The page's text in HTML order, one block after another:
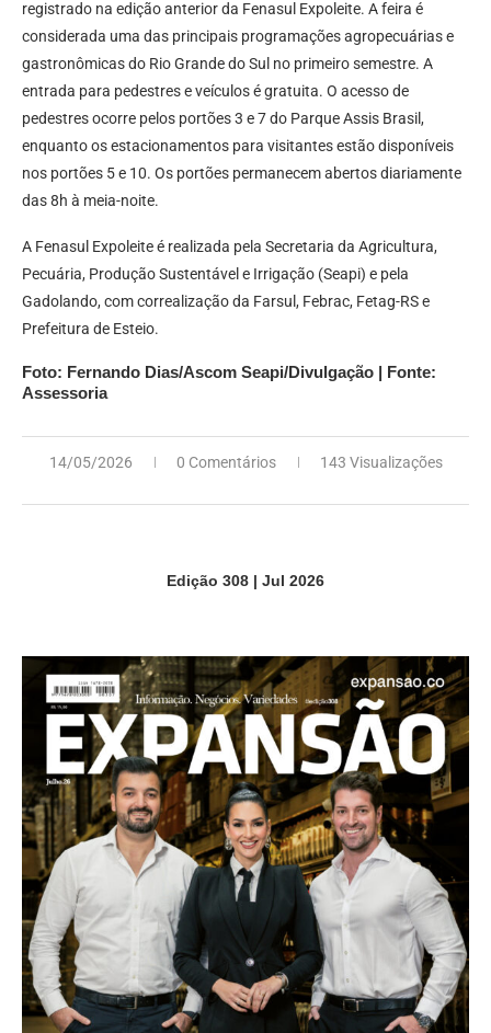
registrado na edição anterior da Fenasul Expoleite. A feira é
considerada uma das principais programações agropecuárias e
gastronômicas do Rio Grande do Sul no primeiro semestre. A
entrada para pedestres e veículos é gratuita. O acesso de
pedestres ocorre pelos portões 3 e 7 do Parque Assis Brasil,
enquanto os estacionamentos para visitantes estão disponíveis
nos portões 5 e 10. Os portões permanecem abertos diariamente
das 8h à meia-noite.
A Fenasul Expoleite é realizada pela Secretaria da Agricultura,
Pecuária, Produção Sustentável e Irrigação (Seapi) e pela
Gadolando, com correalização da Farsul, Febrac, Fetag-RS e
Prefeitura de Esteio.
Foto: Fernando Dias/Ascom Seapi/Divulgação | Fonte:
Assessoria
14/05/2026 0 Comentários 143 Visualizações
Edição 308 | Jul 2026